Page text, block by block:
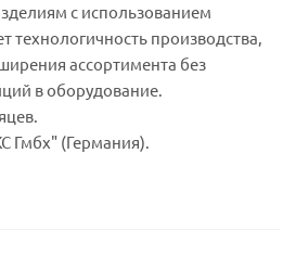
с использованием
технологичность производства,
ассортимента без
в оборудование.
Гмбх" (Германия).